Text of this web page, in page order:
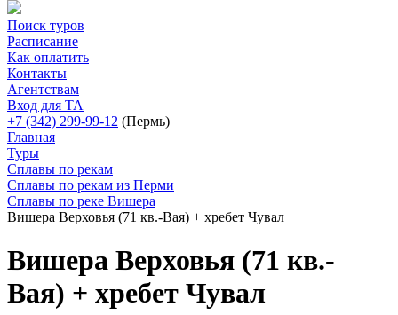
Поиск туров
Расписание
Как оплатить
Контакты
Агентствам
Вход для ТА
+7 (342) 299-99-12 (Пермь)
Главная
Туры
Сплавы по рекам
Сплавы по рекам из Перми
Сплавы по реке Вишера
Вишера Верховья (71 кв.-Вая) + хребет Чувал
Вишера Верховья (71 кв.-
Вая) + хребет Чувал